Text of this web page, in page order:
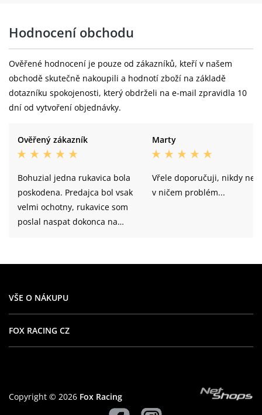
Hodnocení obchodu
Ověřené hodnocení je pouze od zákazníků, kteří v našem
obchodě skutečně nakoupili a hodnotí zboží na základě
dotazníku spokojenosti, který obdrželi na e-mail zpravidla 10
dní od vytvoření objednávky.
Ověřený zákazník
Bohuzial jedna rukavica bola
poskodena. Predajca bol vsak
velmi ochotny, rukavice som
poslal naspat dokonca na
prebiehat u vsetkych
Racing za ochotu a rychle
Marty
Vřele doporučuji, nikdy
v ničem problém...
VŠE O NÁKUPU
FOX RACING CZ
Copyright © 2026 Fox Racing